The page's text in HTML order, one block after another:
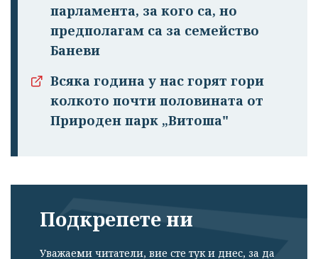
парламента, за кого са, но
предполагам са за семейство
Баневи
Всяка година у нас горят гори
колкото почти половината от
Природен парк „Витоша"
Подкрепете ни
Уважаеми читатели, вие сте тук и днес, за да